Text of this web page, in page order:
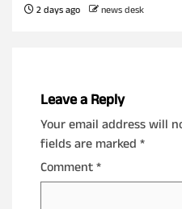
2 days ago news desk
Leave a Reply
Your email address will
fields are marked *
Comment*